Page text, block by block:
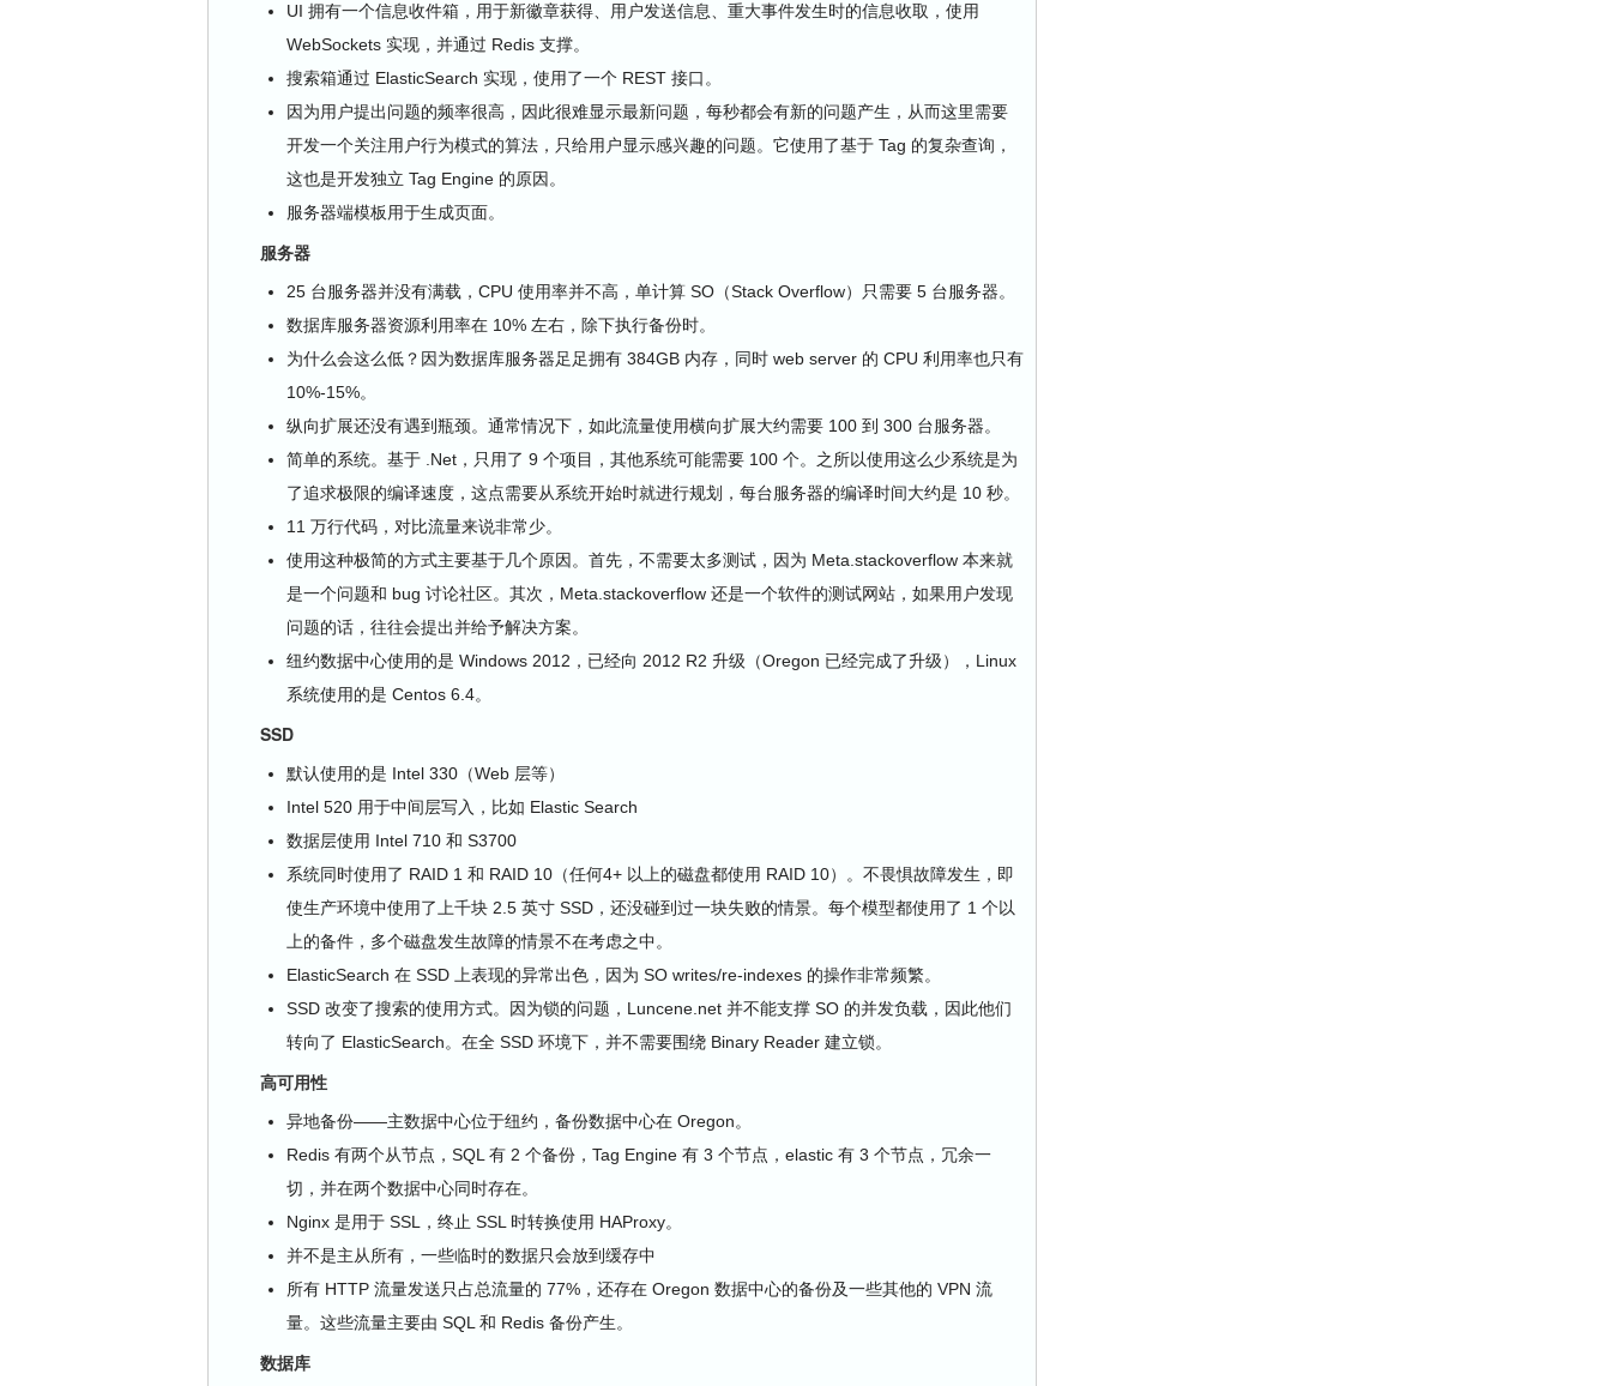
UI 拥有一个信息收件箱，用于新徽章获得、用户发送信息、重大事件发生时的信息收取，使用
WebSockets 实现，并通过 Redis 支撑。
搜索箱通过 ElasticSearch 实现，使用了一个 REST 接口。
因为用户提出问题的频率很高，因此很难显示最新问题，每秒都会有新的问题产生，从而这里需要
开发一个关注用户行为模式的算法，只给用户显示感兴趣的问题。它使用了基于 Tag 的复杂查询，
这也是开发独立 Tag Engine 的原因。
服务器端模板用于生成页面。
服务器
25 台服务器并没有满载，CPU 使用率并不高，单计算 SO（Stack Overflow）只需要 5 台服务器。
数据库服务器资源利用率在 10% 左右，除下执行备份时。
为什么会这么低？因为数据库服务器足足拥有 384GB 内存，同时 web server 的 CPU 利用率也只有
10%-15%。
纵向扩展还没有遇到瓶颈。通常情况下，如此流量使用横向扩展大约需要 100 到 300 台服务器。
简单的系统。基于 .Net，只用了 9 个项目，其他系统可能需要 100 个。之所以使用这么少系统是为
了追求极限的编译速度，这点需要从系统开始时就进行规划，每台服务器的编译时间大约是 10 秒。
11 万行代码，对比流量来说非常少。
使用这种极简的方式主要基于几个原因。首先，不需要太多测试，因为 Meta.stackoverflow 本来就
是一个问题和 bug 讨论社区。其次，Meta.stackoverflow 还是一个软件的测试网站，如果用户发现
问题的话，往往会提出并给予解决方案。
纽约数据中心使用的是 Windows 2012，已经向 2012 R2 升级（Oregon 已经完成了升级），Linux
系统使用的是 Centos 6.4。
SSD
默认使用的是 Intel 330（Web 层等）
Intel 520 用于中间层写入，比如 Elastic Search
数据层使用 Intel 710 和 S3700
系统同时使用了 RAID 1 和 RAID 10（任何4+ 以上的磁盘都使用 RAID 10）。不畏惧故障发生，即
使生产环境中使用了上千块 2.5 英寸 SSD，还没碰到过一块失败的情景。每个模型都使用了 1 个以
上的备件，多个磁盘发生故障的情景不在考虑之中。
ElasticSearch 在 SSD 上表现的异常出色，因为 SO writes/re-indexes 的操作非常频繁。
SSD 改变了搜索的使用方式。因为锁的问题，Luncene.net 并不能支撑 SO 的并发负载，因此他们
转向了 ElasticSearch。在全 SSD 环境下，并不需要围绕 Binary Reader 建立锁。
高可用性
异地备份——主数据中心位于纽约，备份数据中心在 Oregon。
Redis 有两个从节点，SQL 有 2 个备份，Tag Engine 有 3 个节点，elastic 有 3 个节点，冗余一
切，并在两个数据中心同时存在。
Nginx 是用于 SSL，终止 SSL 时转换使用 HAProxy。
并不是主从所有，一些临时的数据只会放到缓存中
所有 HTTP 流量发送只占总流量的 77%，还存在 Oregon 数据中心的备份及一些其他的 VPN 流
量。这些流量主要由 SQL 和 Redis 备份产生。
数据库